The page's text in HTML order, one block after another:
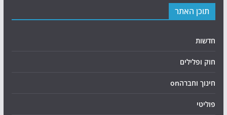
תוכן האתר
חדשות
חוק ופלילים
חינוך וחברהon
פוליטי